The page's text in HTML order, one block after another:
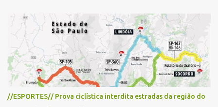
i
o
s
//ESPORTES// Prova ciclística interdita estradas da região do